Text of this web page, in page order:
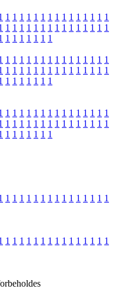
1 1 1 1 1 1 1 1 1 1 1 1 1 1 1
1 1 1 1 1 1 1 1 1 1 1 1 1 1 1
1 1 1 1 1 1 1
1 1 1 1 1 1 1 1 1 1 1 1 1 1 1
1 1 1 1 1 1 1 1 1 1 1 1 1 1 1
1 1 1 1 1 1 1
1 1 1 1 1 1 1 1 1 1 1 1 1 1 1
1 1 1 1 1 1 1 1 1 1 1 1 1 1 1
1 1 1 1 1 1 1
1 1 1 1 1 1 1 1 1 1 1 1 1 1 1
1 1 1 1 1 1 1 1 1 1 1 1 1 1 1